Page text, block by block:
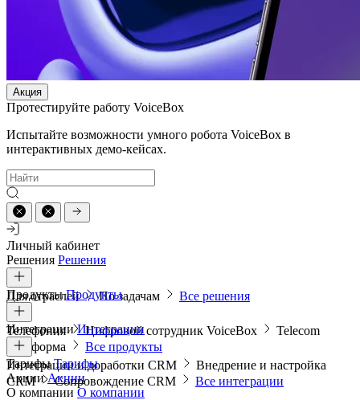
Акция
Протестируйте работу VoiceBox
Испытайте возможности умного робота VoiceBox в
интерактивных демо-кейсах.
Личный кабинет
Решения Решения
Для отраслей По задачам Все решения
ПродуктыПродукты
Телефония Цифровой сотрудник VoiceBox
Telecom
платформа
Все продукты
ИнтеграцииИнтеграции
Интеграции и доработки CRM
Внедрение и настройка
CRM
Сопровождение CRM Все интеграции
ТарифыТарифы
АкцииАкции
О компании О компании